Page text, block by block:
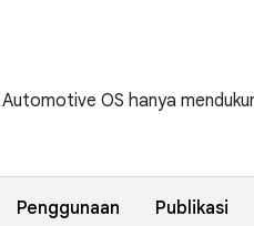
OS hanya
Penggunaan Publikasi